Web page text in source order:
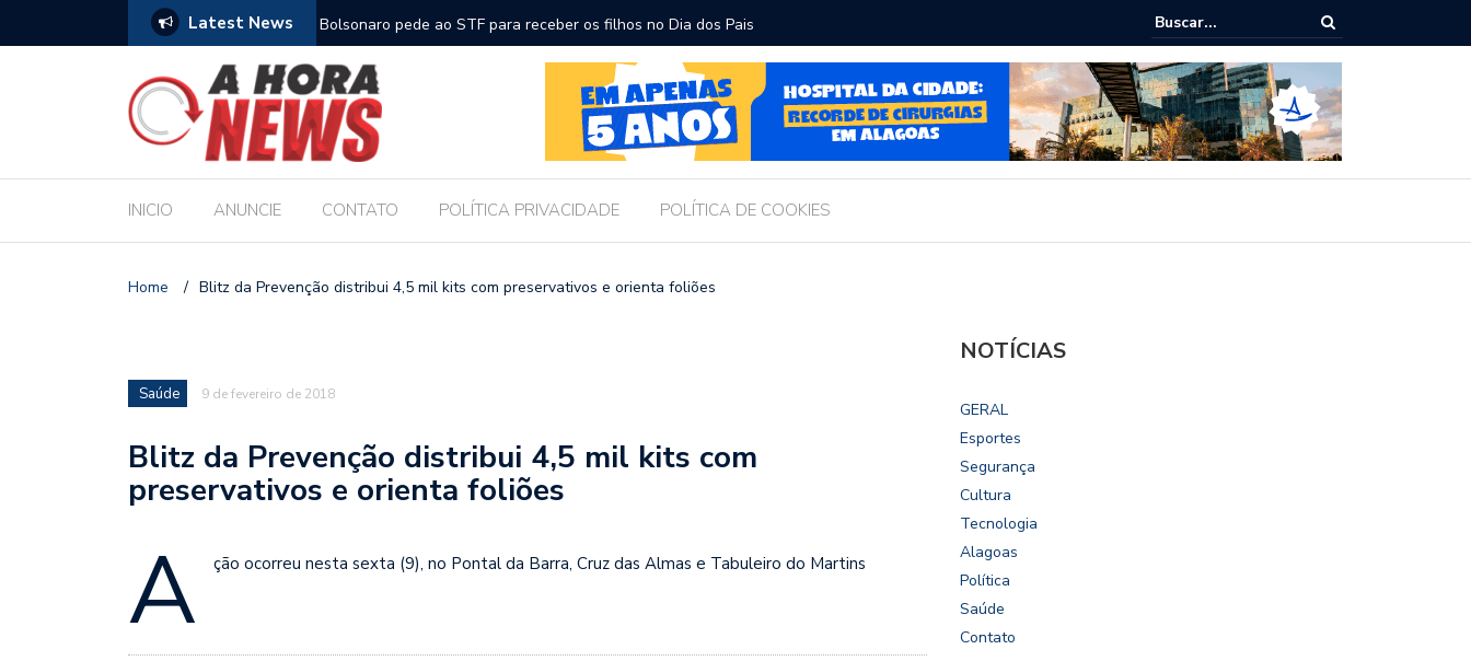
Latest News
com a Educação durante posse Bolsonaro pede ao STF para receber os filhos no Dia dos Pais
Câmara dialoga com UFAL e Faculdade de Coimbra sobre parcerias para
Legislativo
INICIO ANUNCIE CONTATO POLÍTICA PRIVACIDADE POLÍTICA DE COOKIES
Home / Blitz da Prevenção distribui 4,5 mil kits com preservativos e orienta foliões
Saúde 9 de fevereiro de 2018
Blitz da Prevenção distribui 4,5 mil kits com
preservativos e orienta foliões
A ção ocorreu nesta sexta (9), no Pontal da Barra, Cruz das Almas e Tabuleiro do Martins
NOTÍCIAS
GERAL
Esportes
Segurança
Cultura
Tecnologia
Alagoas
Política
Saúde
Contato